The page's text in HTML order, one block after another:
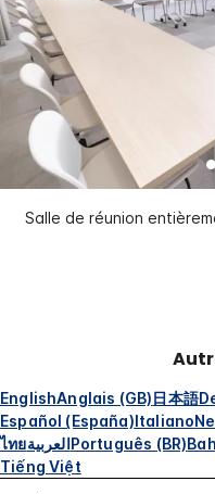
Salle de réunion
EnglishAnglais (GB)日本語
Español (España)Italiano
ไทยالعربيةPortuguês (BR)
Tiếng Việt